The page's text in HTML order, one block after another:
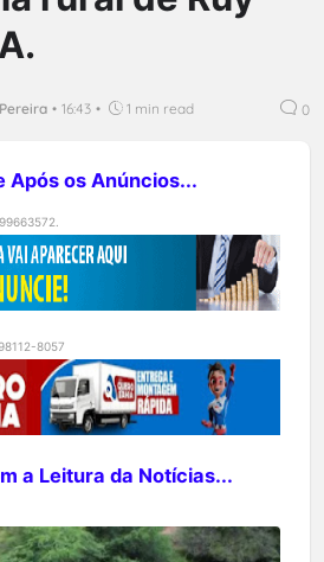
• 16:43 • 1 min read 0
Após os Anúncios...
8057
a Leitura da Notícias...